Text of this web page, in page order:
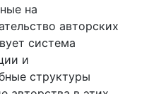
на
авторских
система
и
структуры